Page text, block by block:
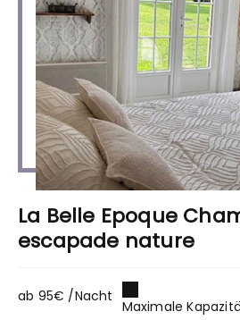
La Belle Epoque
escapade nature
ab 95€ /Nacht
Maximale